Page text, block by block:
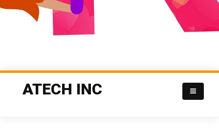
ATECH INC